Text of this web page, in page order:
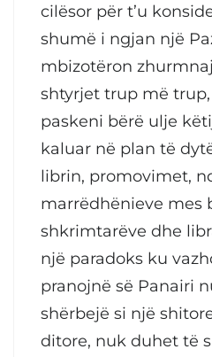
cilësor për t’u
shumë i ngjan një
mbizotëron
shtyrjet trup më
paskeni bërë ulje
kaluar në plan të
librin, promovimet,
marrëdhënieve mes
shkrimtarëve dhe
një paradoks ku
pranojnë së Panairi
shërbejë si një
ditore, nuk duhet të